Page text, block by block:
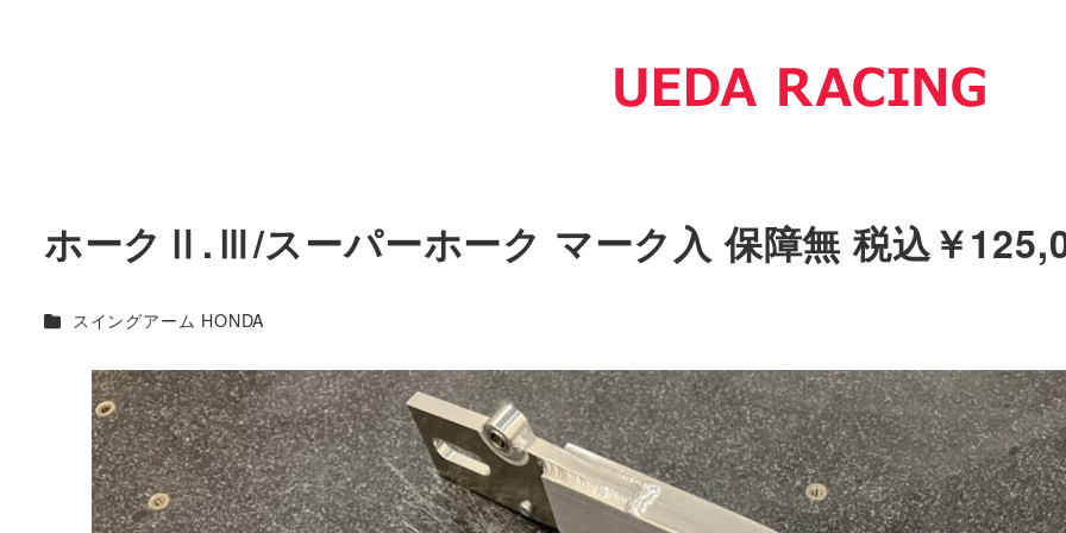
ホークⅡ.Ⅲ/スーパーホーク マーク入 保障無 税込￥
カテゴリー
スイングアーム HONDA